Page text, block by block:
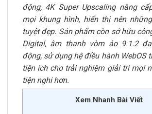
động, 4K Super Upscaling nâng
mọi khung hình, hiển thị nên
tuyệt đẹp. Sản phẩm còn sở hữu
Digital, âm thanh vòm ảo 9.1.2
động, sử dụng hệ điều hành WebOS
tiện ích cho trải nghiệm giải trí mọi
tiện nghi hơn.
Xem Nhanh Bài Viết